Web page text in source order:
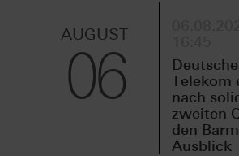
AUGUST
06
Deutsche
Telekom
nach
zweiten
den
Ausblick